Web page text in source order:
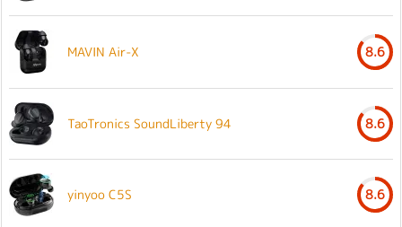
MAVIN Air-X 8.6
TaoTronics SoundLiberty 94 8.6
yinyoo C5S 8.6